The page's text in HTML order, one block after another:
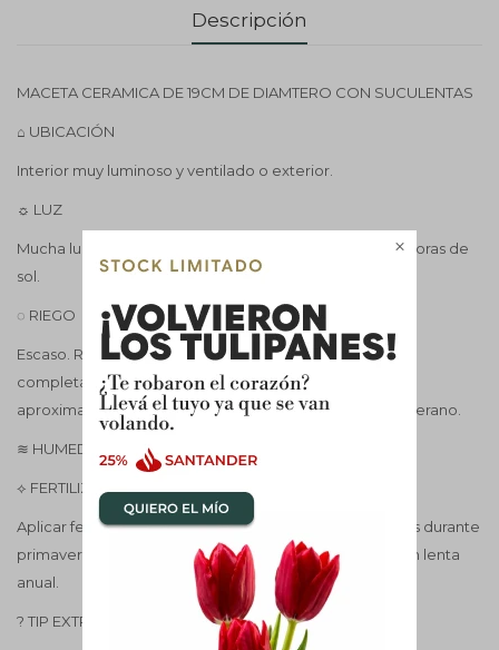

Descripción
MACETA CERAMICA DE 19CM DE DIAMTERO CON SUCULENTAS
⌂ UBICACIÓN
Interior muy luminoso y ventilado o exterior.
☼ LUZ
Mucha luz natural. Algunas variedades toleran algunas horas de
sol.
◌ RIEGO
Escaso. Regar únicamente cuando el sustrato esté
completamente seco, evitando exceso de agua.
aproximadamente cada 10 dias en invierno y 5 dias en verano.
≋ HUMEDAD Baja. No requieren humedad.
⟡ FERTILIZACIÓN
Aplicar fertilizante para cactus y suculentas cada 30 días durante
primavera y verano. O utilizar el fertilizante de liberación lenta
anual.
? TIP EXTRA